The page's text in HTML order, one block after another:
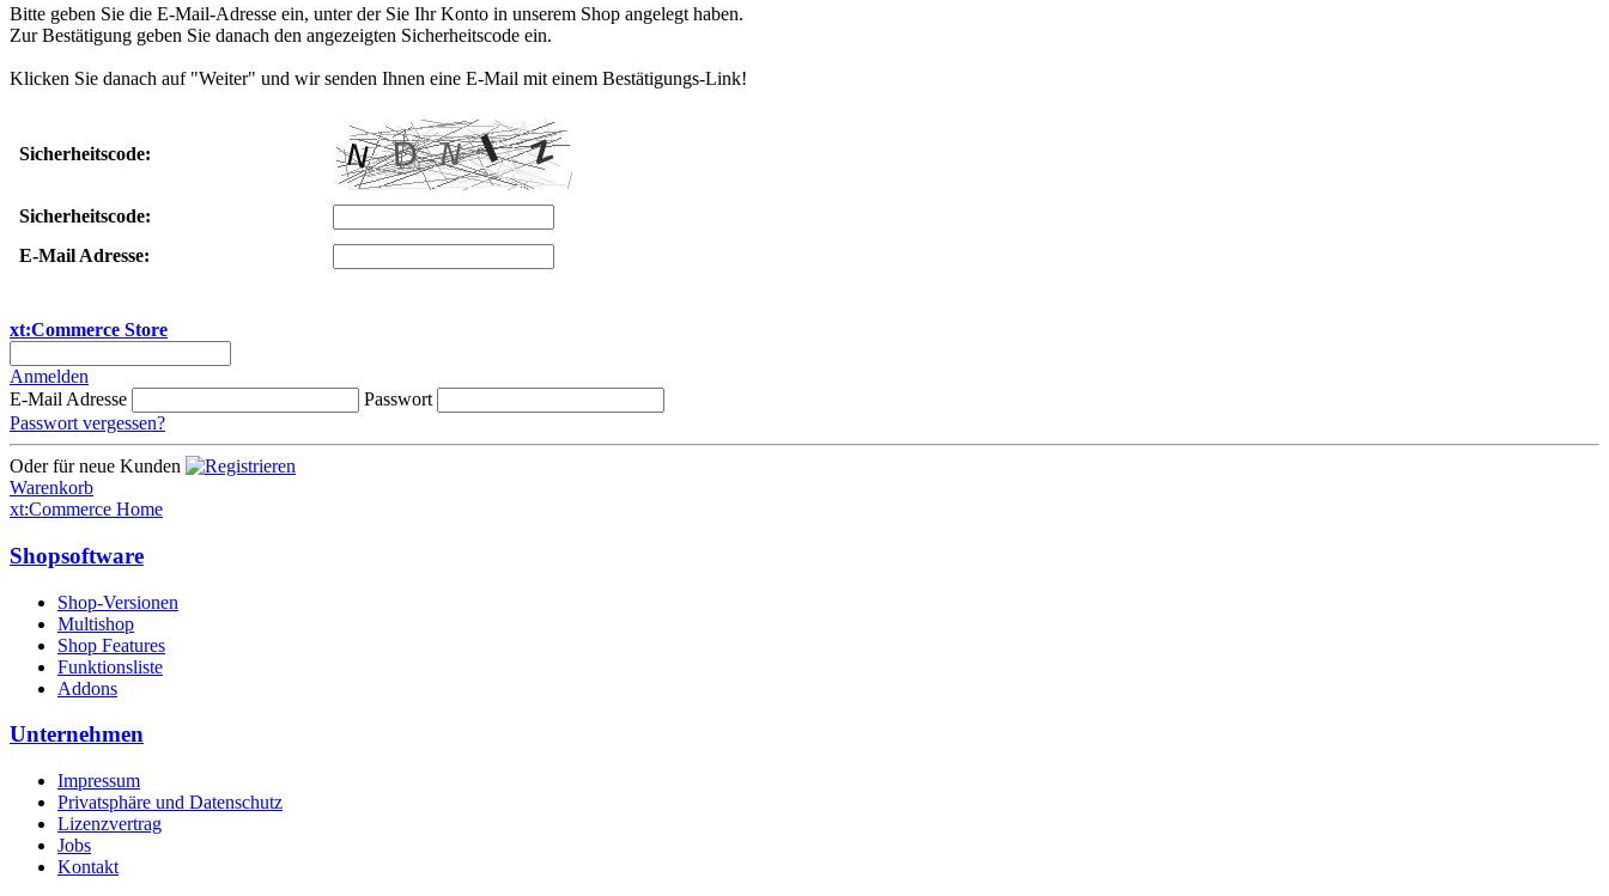
Bitte geben Sie die E-Mail-Adresse ein, unter der Sie Ihr Konto in unserem Shop angelegt haben.
Zur Bestätigung geben Sie danach den angezeigten Sicherheitscode ein.
Klicken Sie danach auf "Weiter" und wir senden Ihnen eine E-Mail mit einem Bestätigungs-Link!
Sicherheitscode:
Sicherheitscode:
E-Mail Adresse:
xt:Commerce Store
Anmelden
E-Mail Adresse
Passwort
Passwort vergessen?
Oder für neue Kunden
Warenkorb
xt:Commerce Home
Shopsoftware
Shop-Versionen
Multishop
Shop Features
Funktionsliste
Addons
Unternehmen
Impressum
Privatsphäre und Datenschutz
Lizenzvertrag
Jobs
Kontakt